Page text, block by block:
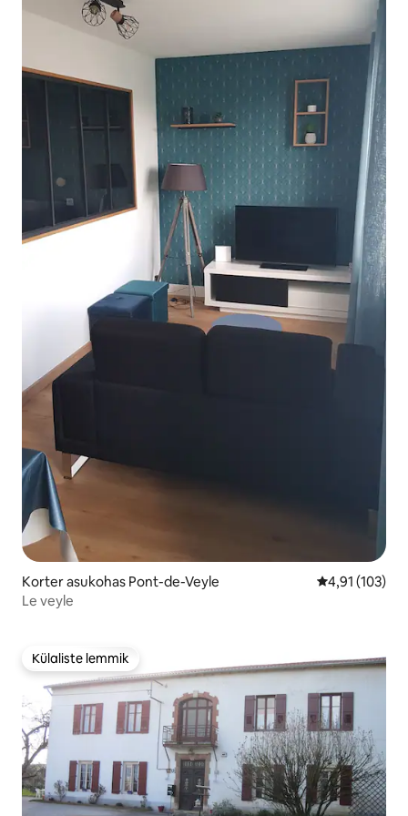
Korter asukohas Pont-de-Veyle Keskmine
4,91 (103)
Le veyle
Külaliste lemmik
Külaliste lemmik